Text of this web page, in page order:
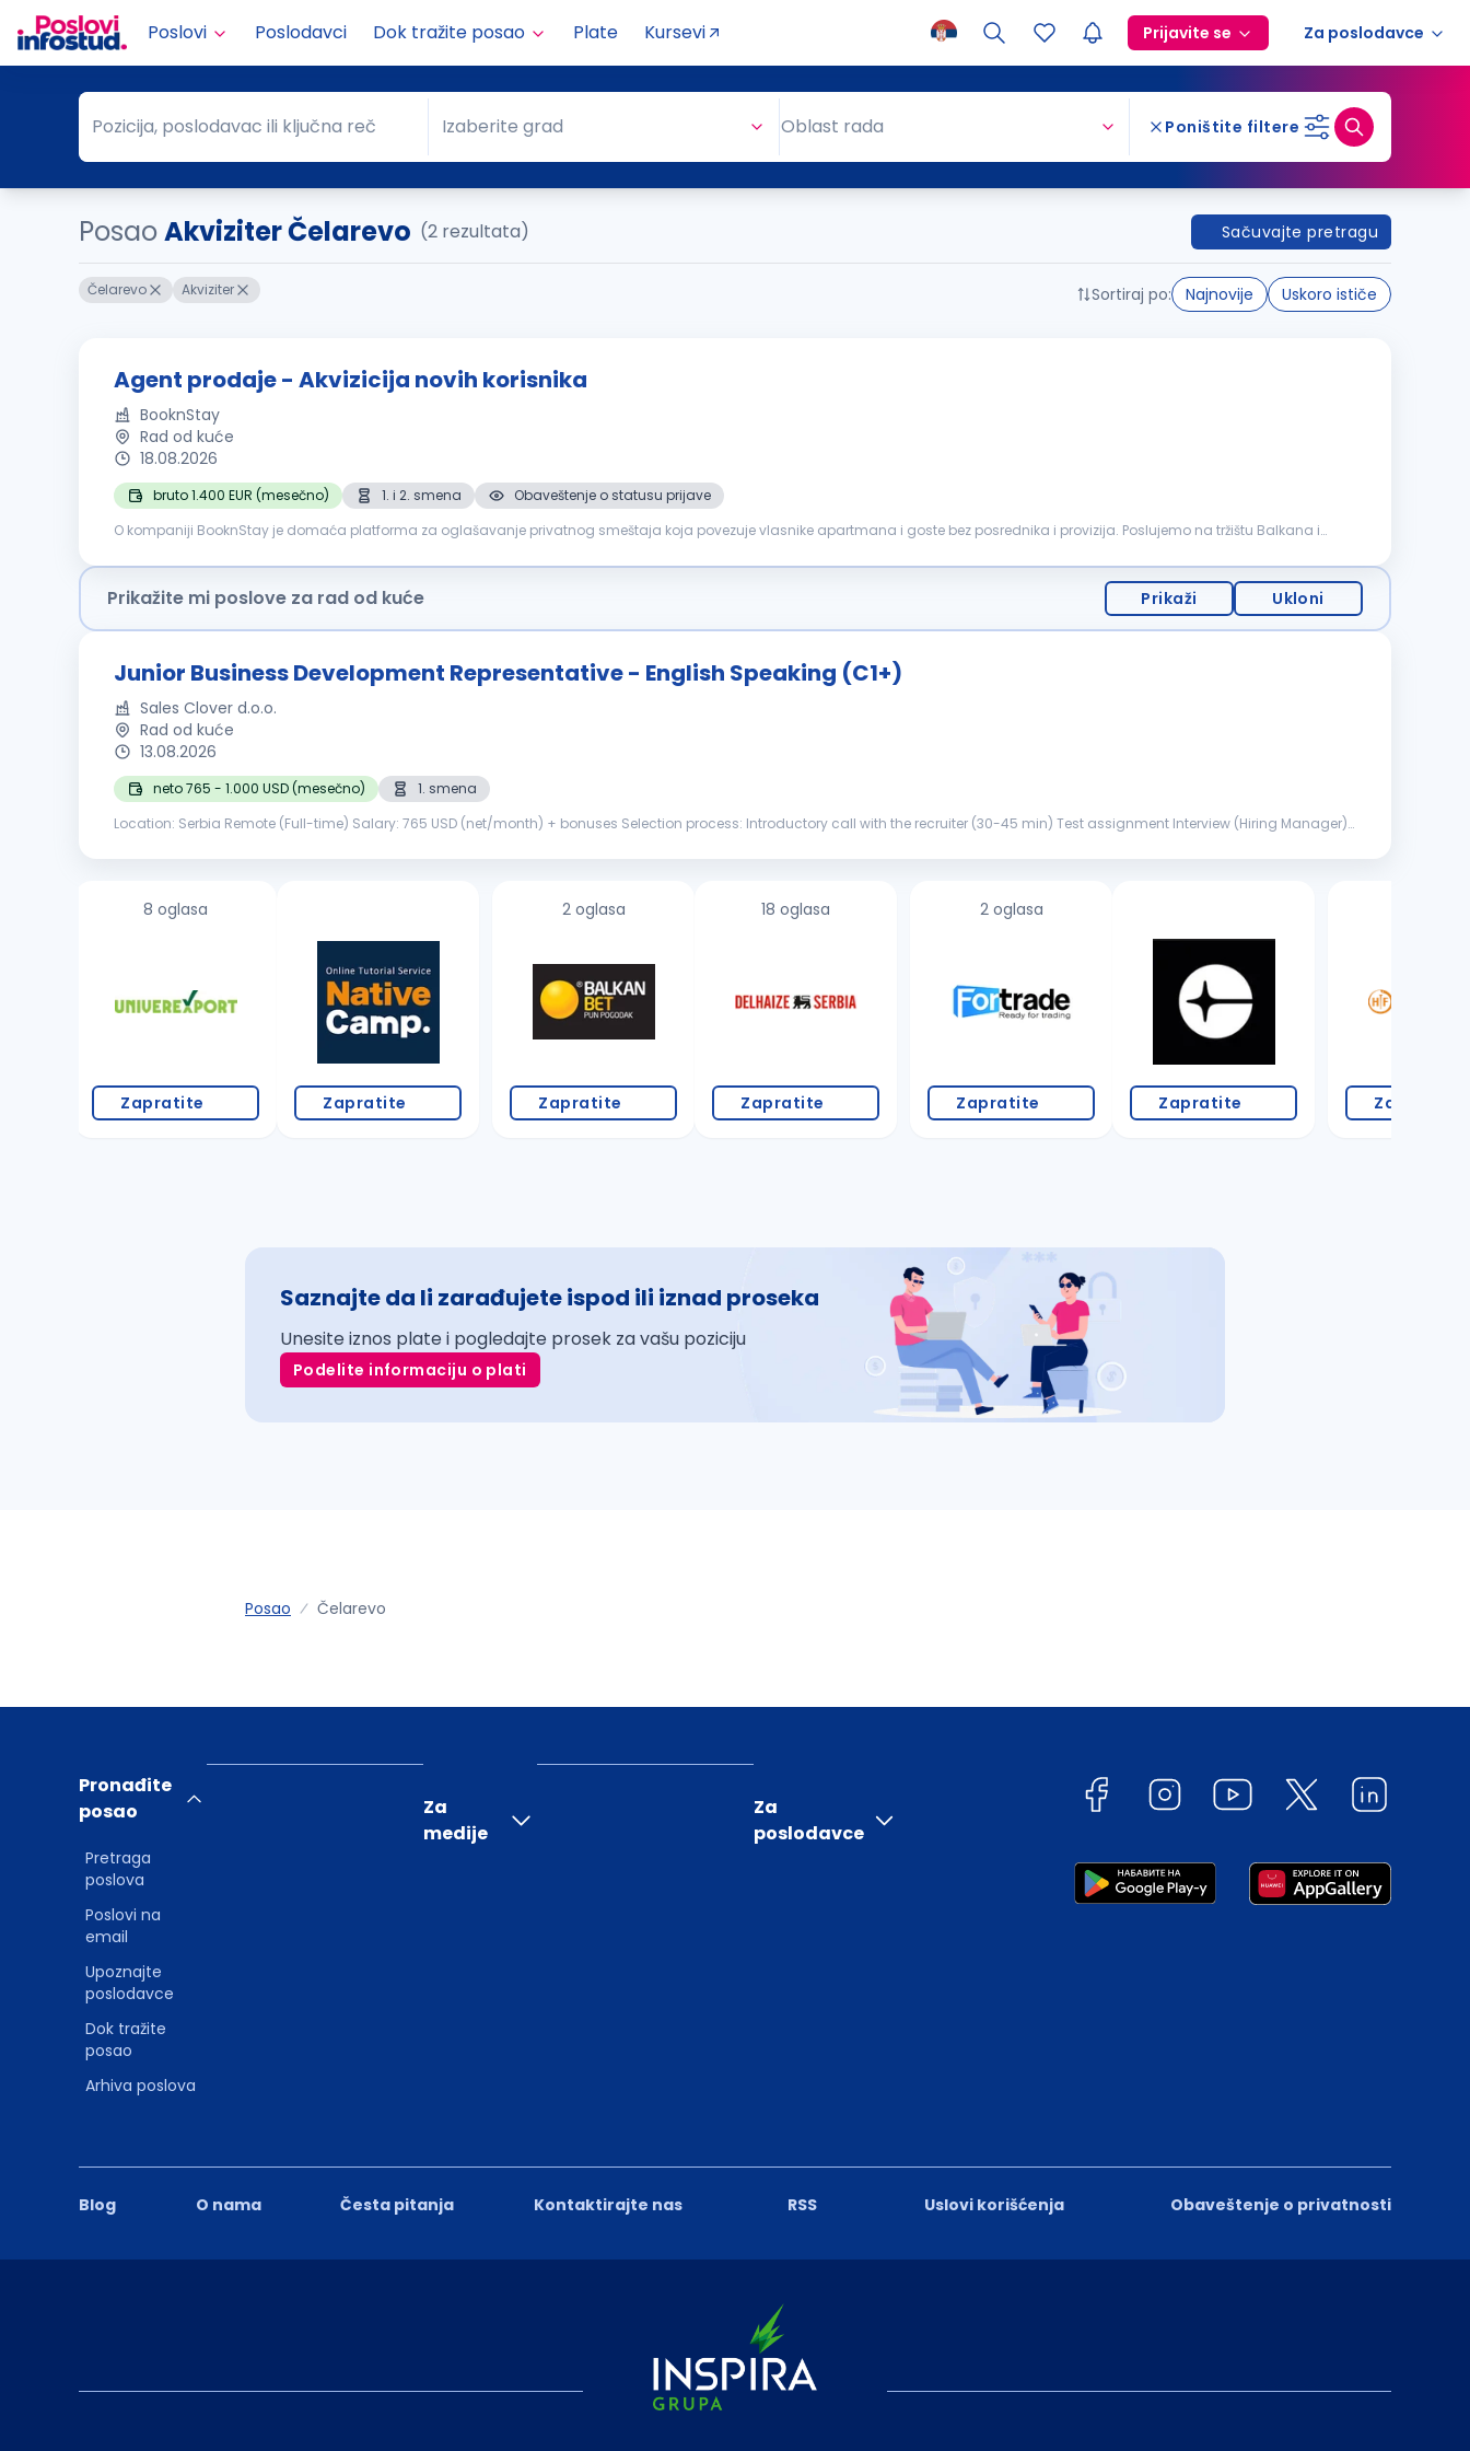
Poslovi Poslodavci Dok tražite posao Plate Kursevi Prijavite se Za poslodavce
Pozicija, poslodavac ili ključna reč
Pozicija, poslodavac ili ključna reč Grad
Izaberite grad Oblast rada Poništite filtere
PosaoAkviziter Čelarevo (2 rezultata) Sačuvajte pretragu
Čelarevo Akviziter Sortiraj po: Najnovije Uskoro ističe
Agent prodaje - Akvizicija novih korisnika
BooknStay
Rad od kuće
18.08.2026
bruto 1.400 EUR (mesečno) 1. i 2. smena
Obaveštenje o statusu prijave
O kompaniji BooknStay je domaća platforma za oglašavanje privatnog smeštaja koja povezuje vlasnike apartmana i goste bez posrednika i provizija. Poslujemo na tržištu Balkana i
Prikažite mi poslove za rad od kuće Prikaži Ukloni
Junior Business Development Representative - English Speaking (C1+)
Sales Clover d.o.o.
Rad od kuće
13.08.2026
neto 765 - 1.000 USD (mesečno)
1. smena
Location: Serbia Remote (Full-time) Salary: 765 USD (net/month) + bonuses Selection process: Introductory call with the recruiter (30-45 min) Test assignment Interview (Hiring Manager)
8 oglasa
Zapratite Zapratite
2 oglasa
Zapratite
18 oglasa
Zapratite
2 oglasa
Zapratite Zapratite Zapratite
Saznajte da li zarađujete ispod ili iznad proseka
Unesite iznos plate i pogledajte prosek za vašu poziciju
Podelite informaciju o plati
Posao Čelarevo
Blog O nama Česta pitanja Kontaktirajte nas RSS Uslovi korišćenja Obaveštenje o privatnosti
Pronađite
posao
Pretraga
poslova
Poslovi na
email
Upoznajte
poslodavce
Dok tražite
posao
Arhiva poslova
Za
medije
Za
poslodavce